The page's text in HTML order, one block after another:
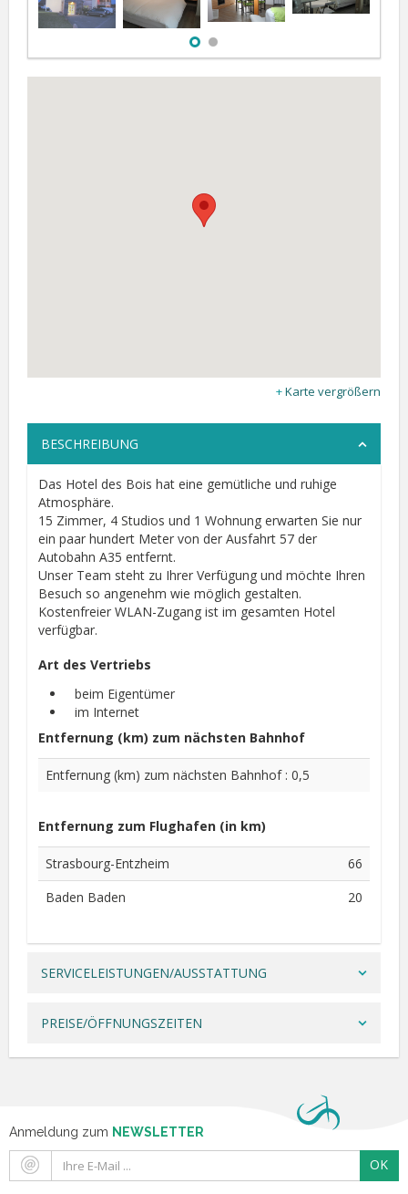
Karte vergrößern
BESCHREIBUNG
Das Hotel des Bois hat eine gemütliche und ruhige
Atmosphäre.
15 Zimmer, 4 Studios und 1 Wohnung erwarten Sie nur
ein paar hundert Meter von der Ausfahrt 57 der
Autobahn A35 entfernt.
Unser Team steht zu Ihrer Verfügung und möchte Ihren
Besuch so angenehm wie möglich gestalten.
Kostenfreier WLAN-Zugang ist im gesamten Hotel
verfügbar.
Art des Vertriebs
beim Eigentümer
im Internet
Entfernung (km) zum nächsten Bahnhof
Entfernung (km) zum nächsten Bahnhof : 0,5
Entfernung zum Flughafen (in km)
Strasbourg-Entzheim
66
Baden Baden
20
SERVICELEISTUNGEN/AUSSTATTUNG
PREISE/ÖFFNUNGSZEITEN
Anmeldung zum NEWSLETTER
OK